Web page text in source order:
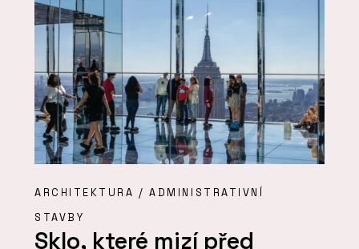
ARCHITEKTURA / ADMINISTRATIVNÍ
STAVBY
Sklo, které mizí před